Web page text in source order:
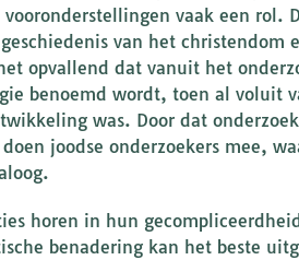
vaak een rol.
van het christendom
opvallend dat vanuit het
benoemd wordt, toen al voluit
was. Door dat
joodse onderzoekers mee,
horen in hun
benadering kan het beste